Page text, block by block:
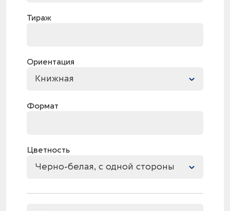
Тираж
Ориентация
Книжная
Формат
Цветность
Черно-белая, с одной стороны